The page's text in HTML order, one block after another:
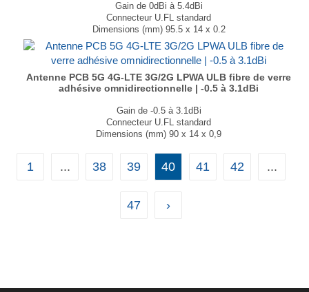
Gain de 0dBi à 5.4dBi
Connecteur U.FL standard
Dimensions (mm) 95.5 x 14 x 0.2
T° de fonctionnement -40 °C à +85 °C
...
Antenne PCB 5G 4G-LTE 3G/2G LPWA ULB fibre de verre
adhésive omnidirectionnelle | -0.5 à 3.1dBi
Gain de -0.5 à 3.1dBi
Connecteur U.FL standard
Dimensions (mm) 90 x 14 x 0,9
1 ... 38 39 40 41 42 ...
47 ›